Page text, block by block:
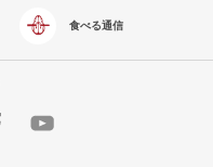
食べる通信